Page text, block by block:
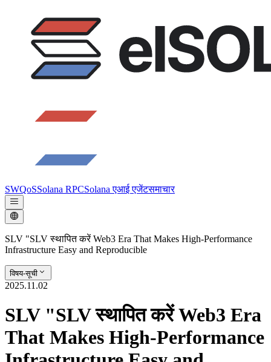
SWQoSSolana RPCSolana एआई एजेंटसमाचार
SLV "SLV स्थापित करें Web3 Era That Makes High-Performance
Infrastructure Easy and Reproducible
विषय-सूची
2025.11.02
SLV "SLV स्थापित करें Web3 Era
That Makes High-Performance